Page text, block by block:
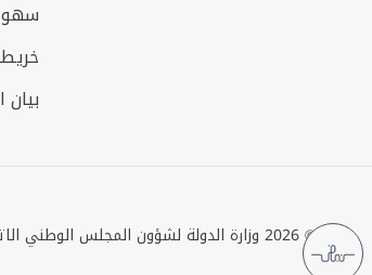
بيان
©
2026 وزارة الدولة لشؤون المجلس الوطني